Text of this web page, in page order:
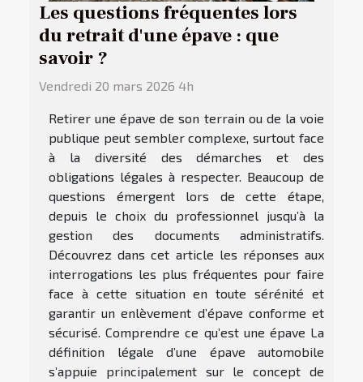
Les questions fréquentes lors
du retrait d'une épave : que
savoir ?
Vendredi 20 mars 2026 4h
Retirer une épave de son terrain ou de la voie
publique peut sembler complexe, surtout face
à la diversité des démarches et des
obligations légales à respecter. Beaucoup de
questions émergent lors de cette étape,
depuis le choix du professionnel jusqu’à la
gestion des documents administratifs.
Découvrez dans cet article les réponses aux
interrogations les plus fréquentes pour faire
face à cette situation en toute sérénité et
garantir un enlèvement d’épave conforme et
sécurisé. Comprendre ce qu’est une épave La
définition légale d’une épave automobile
s’appuie principalement sur le concept de